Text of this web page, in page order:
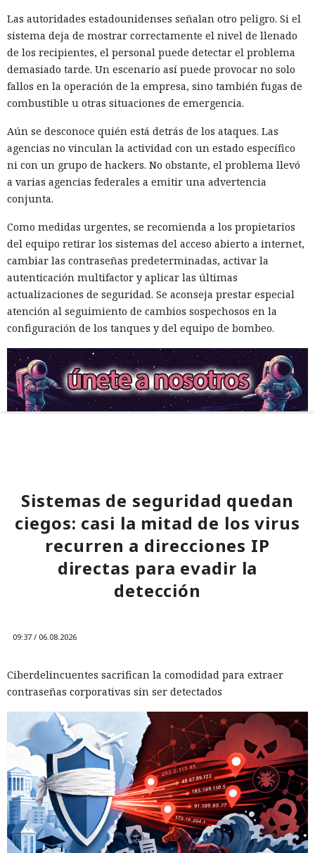
Las autoridades estadounidenses señalan otro peligro. Si el
sistema deja de mostrar correctamente el nivel de llenado
de los recipientes, el personal puede detectar el problema
demasiado tarde. Un escenario así puede provocar no solo
fallos en la operación de la empresa, sino también fugas de
combustible u otras situaciones de emergencia.
Aún se desconoce quién está detrás de los ataques. Las
agencias no vinculan la actividad con un estado específico
ni con un grupo de hackers. No obstante, el problema llevó
a varias agencias federales a emitir una advertencia
conjunta.
Como medidas urgentes, se recomienda a los propietarios
del equipo retirar los sistemas del acceso abierto a internet,
cambiar las contraseñas predeterminadas, activar la
autenticación multifactor y aplicar las últimas
actualizaciones de seguridad. Se aconseja prestar especial
atención al seguimiento de cambios sospechosos en la
configuración de los tanques y del equipo de bombeo.
Sistemas de seguridad quedan
ciegos: casi la mitad de los virus
recurren a direcciones IP
directas para evadir la
detección
09:37 / 06.08.2026
Ciberdelincuentes sacrifican la comodidad para extraer
contraseñas corporativas sin ser detectados